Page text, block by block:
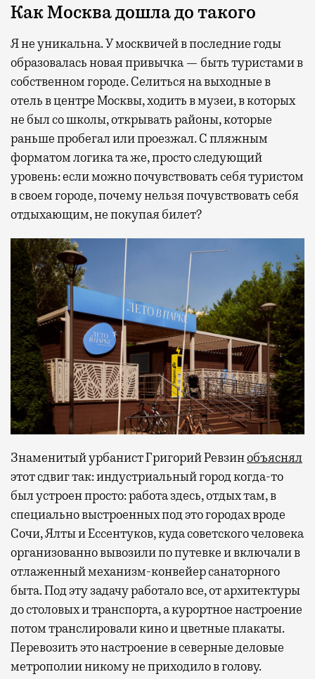
Как Москва дошла до такого
Я не уникальна. У москвичей в последние годы
образовалась новая привычка — быть туристами в
собственном городе. Селиться на выходные в
отель в центре Москвы, ходить в музеи, в которых
не был со школы, открывать районы, которые
раньше пробегал или проезжал. С пляжным
форматом логика та же, просто следующий
уровень: если можно почувствовать себя туристом
в своем городе, почему нельзя почувствовать себя
отдыхающим, не покупая билет?
Знаменитый урбанист Григорий Ревзинобъяснял
этот сдвиг так: индустриальный город когда-то
был устроен просто: работа здесь, отдых там, в
специально выстроенных под это городах вроде
Сочи, Ялты и Ессентуков, куда советского человека
организованно вывозили по путевке и включали в
отлаженный механизм-конвейер санаторного
быта. Под эту задачу работало все, от архитектуры
до столовых и транспорта, а курортное настроение
потом транслировали кино и цветные плакаты.
Перевозить это настроение в северные деловые
метрополии никому не приходило в голову.